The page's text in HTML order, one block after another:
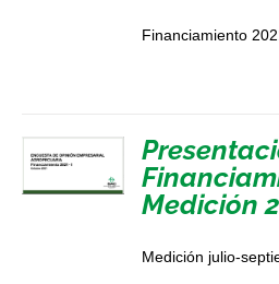
Financiamiento
Medición
Medición julio-